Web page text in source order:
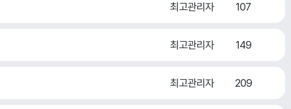
최고관리자 107
최고관리자 149
최고관리자 209